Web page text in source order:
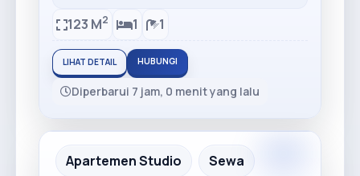
123 M2 1 1
LIHAT DETAIL HUBUNGI
Diperbarui 7 jam, 0 menit yang lalu
Recommended
Apartemen Studio Sewa